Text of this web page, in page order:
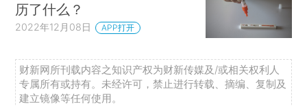
历了什么？
2022年12月08日 APP打开
财新网所刊载内容之知识产权为财新传媒及/或相关权利人
专属所有或持有。未经许可，禁止进行转载、摘编、复制及
建立镜像等任何使用。